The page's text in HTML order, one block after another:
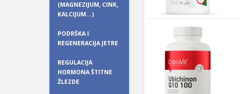
(MAGNEZIJUM, CINK,
KALCIJUM...)
PODRŠKA I
REGENERACIJA JETRE
REGULACIJA
HORMONA ŠTITNE
ŽLEZDE